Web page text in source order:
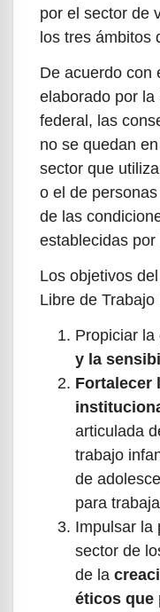
por el sector de
los tres ámbitos
De acuerdo con
elaborado por
federal, las
no se quedan
sector que
o el de
de las
establecidas
Los objetivos
Libre de Trabajo
Propiciar la
y la
Fortalecer
articulada
trabajo
de
para
Impulsar la
sector de
de la
éticos que